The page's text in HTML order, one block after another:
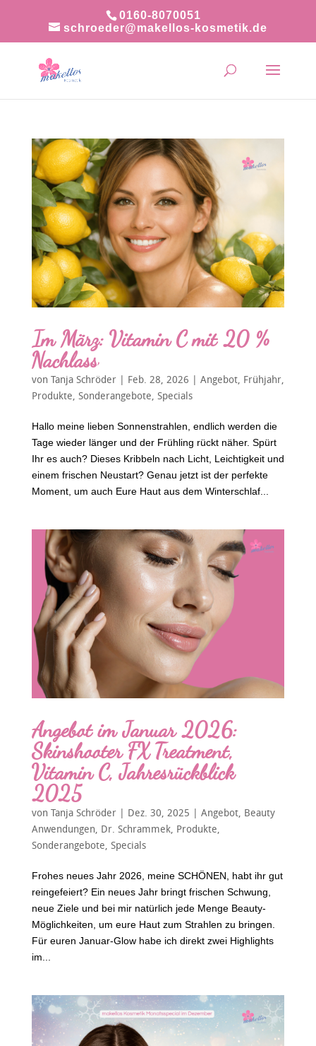
0160-8070051
schroeder@makellos-kosmetik.de
Im März: Vitamin C mit 20 %
Nachlass
von Tanja Schröder| Feb. 28, 2026 | Angebot, Frühjahr,
Produkte, Sonderangebote, Specials
Hallo meine lieben Sonnenstrahlen, endlich werden die
Tage wieder länger und der Frühling rückt näher. Spürt
Ihr es auch? Dieses Kribbeln nach Licht, Leichtigkeit und
einem frischen Neustart? Genau jetzt ist der perfekte
Moment, um auch Eure Haut aus dem Winterschlaf...
Angebot im Januar 2026:
Skinshooter FX Treatment,
Vitamin C, Jahresrückblick
2025
von Tanja Schröder| Dez. 30, 2025 | Angebot, Beauty
Anwendungen, Dr. Schrammek, Produkte,
Sonderangebote, Specials
Frohes neues Jahr 2026, meine SCHÖNEN, habt ihr gut
reingefeiert? Ein neues Jahr bringt frischen Schwung,
neue Ziele und bei mir natürlich jede Menge Beauty-
Möglichkeiten, um eure Haut zum Strahlen zu bringen.
Für euren Januar-Glow habe ich direkt zwei Highlights
im...